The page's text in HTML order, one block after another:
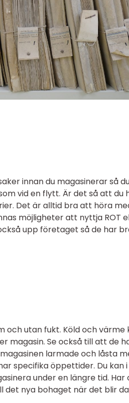
innan du magasinerar så
vid en flytt. Är det så att du
Det är alltid bra att höra
möjligheter att nyttja ROT
upp företaget så de har
utan fukt. Köld och värme
magasin. Se också till att de
larmade och låsta
specifika öppettider. Du kan
under en längre tid. Har
nya bohaget när det blir